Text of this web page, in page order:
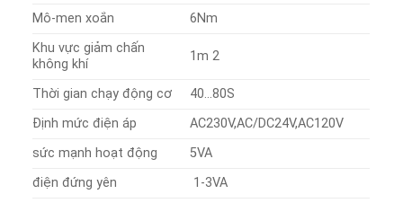
Mô-men xoắn
6Nm
Khu vực giảm chấn
không khí
1m 2
Thời gian chạy động cơ
40…80S
Định mức điện áp
AC230V,AC/DC24V,AC120V
sức mạnh hoạt động
5VA
điện đứng yên
1-3VA